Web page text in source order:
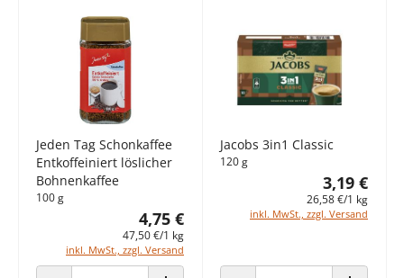
Jeden Tag Schonkaffee
Entkoffeiniert löslicher
Bohnenkaffee
100 g
4,75 €
47,50 €/1 kg
inkl. MwSt., zzgl. Versand
Jacobs 3in1 Classic
120 g
3,19 €
26,58 €/1 kg
inkl. MwSt., zzgl. Versand